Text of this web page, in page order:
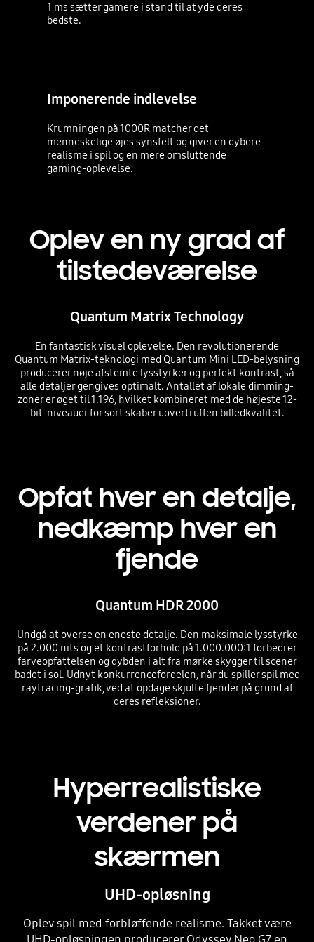
1 ms sætter gamere i stand til at yde deres
bedste.
Imponerende indlevelse
Krumningen på 1000R matcher det
menneskelige øjes synsfelt og giver en dybere
realisme i spil og en mere omsluttende
gaming-oplevelse.
Oplev en ny grad af
tilstedeværelse
Quantum Matrix Technology
En fantastisk visuel oplevelse. Den revolutionerende
Quantum Matrix-teknologi med Quantum Mini LED-belysning
producerer nøje afstemte lysstyrker og perfekt kontrast, så
alle detaljer gengives optimalt. Antallet af lokale dimming-
zoner er øget til 1.196, hvilket kombineret med de højeste 12-
bit-niveauer for sort skaber uovertruffen billedkvalitet.
Opfat hver en detalje,
nedkæmp hver en
fjende
Quantum HDR 2000
Undgå at overse en eneste detalje. Den maksimale lysstyrke
på 2.000 nits og et kontrastforhold på 1.000.000:1 forbedrer
farveopfattelsen og dybden i alt fra mørke skygger til scener
badet i sol. Udnyt konkurrencefordelen, når du spiller spil med
raytracing-grafik, ved at opdage skjulte fjender på grund af
deres refleksioner.
Hyperrealistiske
verdener på
skærmen
UHD-opløsning
Oplev spil med forbløffende realisme. Takket være